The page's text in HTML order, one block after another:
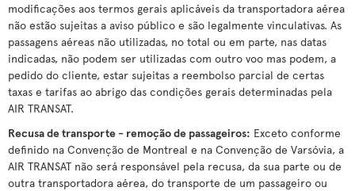
modificações aos termos gerais aplicáveis da transportadora aérea
não estão sujeitas a aviso público e são legalmente vinculativas. As
passagens aéreas não utilizadas, no total ou em parte, nas datas
indicadas, não podem ser utilizadas com outro voo mas podem, a
pedido do cliente, estar sujeitas a reembolso parcial de certas
taxas e tarifas ao abrigo das condições gerais determinadas pela
AIR TRANSAT.
Recusa de transporte - remoção de passageiros: Exceto conforme
definido na Convenção de Montreal e na Convenção de Varsóvia, a
AIR TRANSAT não será responsável pela recusa, da sua parte ou de
outra transportadora aérea, do transporte de um passageiro ou